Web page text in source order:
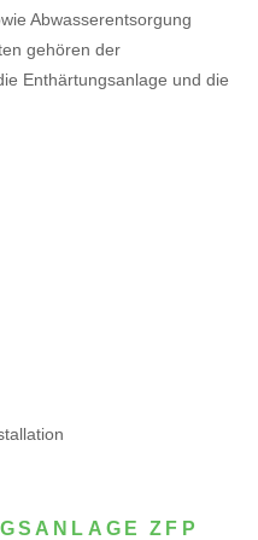
Abwasserentsorgung
gehören der
Enthärtungsanlage und die
ZFP